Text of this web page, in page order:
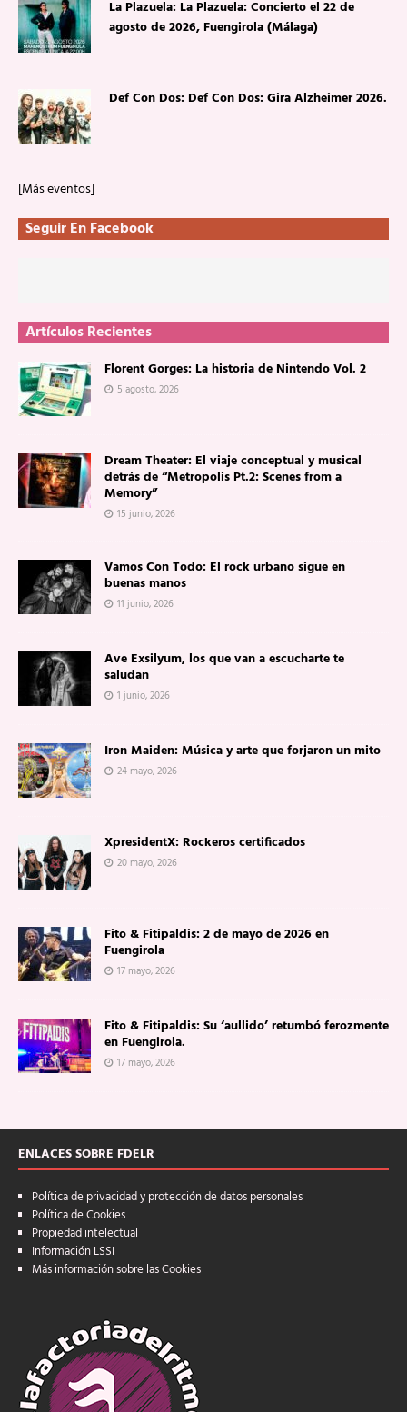
La Plazuela: La Plazuela: Concierto el 22 de
agosto de 2026, Fuengirola (Málaga)
Def Con Dos: Def Con Dos: Gira Alzheimer 2026.
[Más eventos]
Seguir En Facebook
Artículos Recientes
Florent Gorges: La historia de Nintendo Vol. 2
5 agosto, 2026
Dream Theater: El viaje conceptual y musical
detrás de “Metropolis Pt.2: Scenes from a
Memory”
15 junio, 2026
Vamos Con Todo: El rock urbano sigue en
buenas manos
11 junio, 2026
Ave Exsilyum, los que van a escucharte te
saludan
1 junio, 2026
Iron Maiden: Música y arte que forjaron un mito
24 mayo, 2026
XpresidentX: Rockeros certificados
20 mayo, 2026
Fito & Fitipaldis: 2 de mayo de 2026 en
Fuengirola
17 mayo, 2026
Fito & Fitipaldis: Su ‘aullido’ retumbó ferozmente
en Fuengirola.
17 mayo, 2026
ENLACES SOBRE FDELR
Política de privacidad y protección de datos personales
Política de Cookies
Propiedad intelectual
Información LSSI
Más información sobre las Cookies